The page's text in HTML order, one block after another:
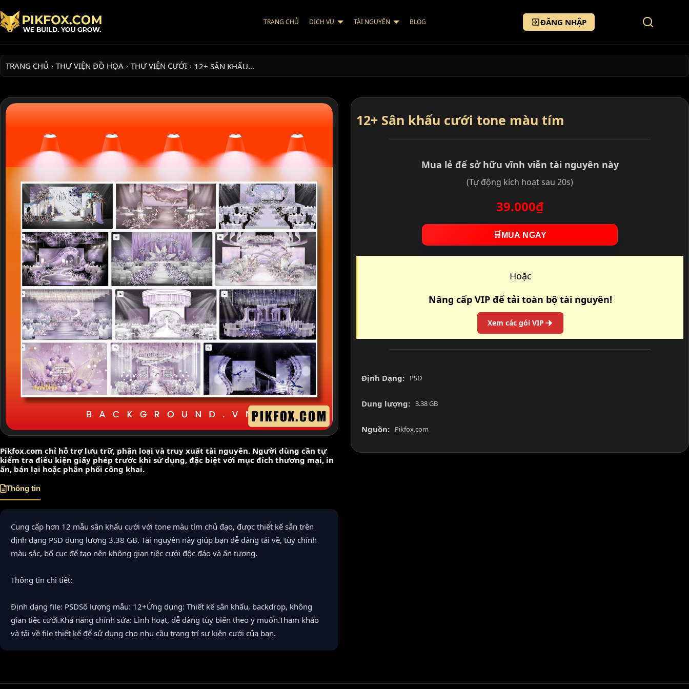
TRANG CHỦ DỊCH VỤ TÀI NGUYÊN BLOG ĐĂNG NHẬP
TRANG CHỦ › THƯ VIỆN ĐỒ HỌA › THƯ VIỆN CƯỚI › 12+ SÂN KHẤU…
Pikfox.com chỉ hỗ trợ lưu trữ, phân loại và truy xuất tài nguyên. Người dùng cần tự
kiểm tra điều kiện giấy phép trước khi sử dụng, đặc biệt với mục đích thương mại, in
ấn, bán lại hoặc phân phối công khai.
Thông tin
Cung cấp hơn 12 mẫu sân khấu cưới với tone màu tím chủ đạo, được thiết kế sẵn trên
định dạng PSD dung lượng 3.38 GB. Tài nguyên này giúp bạn dễ dàng tải về, tùy chỉnh
màu sắc, bố cục để tạo nên không gian tiệc cưới độc đáo và ấn tượng.
Thông tin chi tiết:
Định dạng file: PSDSố lượng mẫu: 12+Ứng dụng: Thiết kế sân khấu, backdrop, không
gian tiệc cưới.Khả năng chỉnh sửa: Linh hoạt, dễ dàng tùy biến theo ý muốn.Tham khảo
và tải về file thiết kế để sử dụng cho nhu cầu trang trí sự kiện cưới của bạn.
12+ Sân khấu cưới tone màu tím
Mua lẻ để sở hữu vĩnh viễn tài nguyên này
(Tự động kích hoạt sau 20s)
39.000₫
🛒 MUA NGAY
Hoặc
Nâng cấp VIP để tải toàn bộ tài nguyên!
Xem các gói VIP
Định Dạng: PSD
Dung lượng: 3.38 GB
Nguồn: Pikfox.com